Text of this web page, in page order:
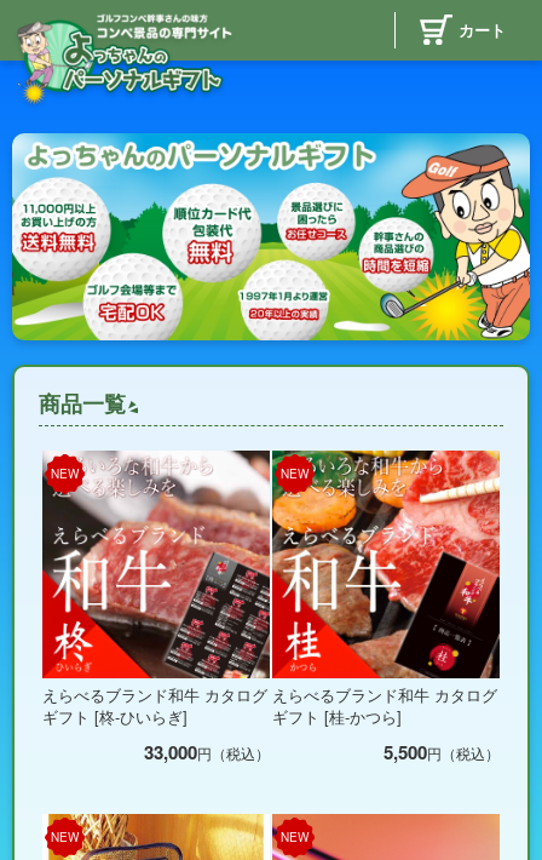
カート
商品一覧
NEW
えらべるブランド和牛 カタログ
ギフト [柊-ひいらぎ]
33,000円（税込）
NEW
えらべるブランド和牛 カタログ
ギフト [桂-かつら]
5,500円（税込）
NEW NEW